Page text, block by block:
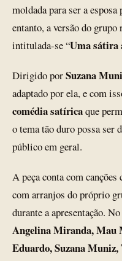
moldada para ser a
entanto, a versão do
intitulada-se “Uma sátira
Dirigido porSuzana
adaptado por ela, e com
comédia satíricaque
o tema tão duro possa ser
público em geral.
A peça conta com canções
com arranjos do próprio
durante a apresentação.
Angelina Miranda, Mau
Eduardo, Suzana